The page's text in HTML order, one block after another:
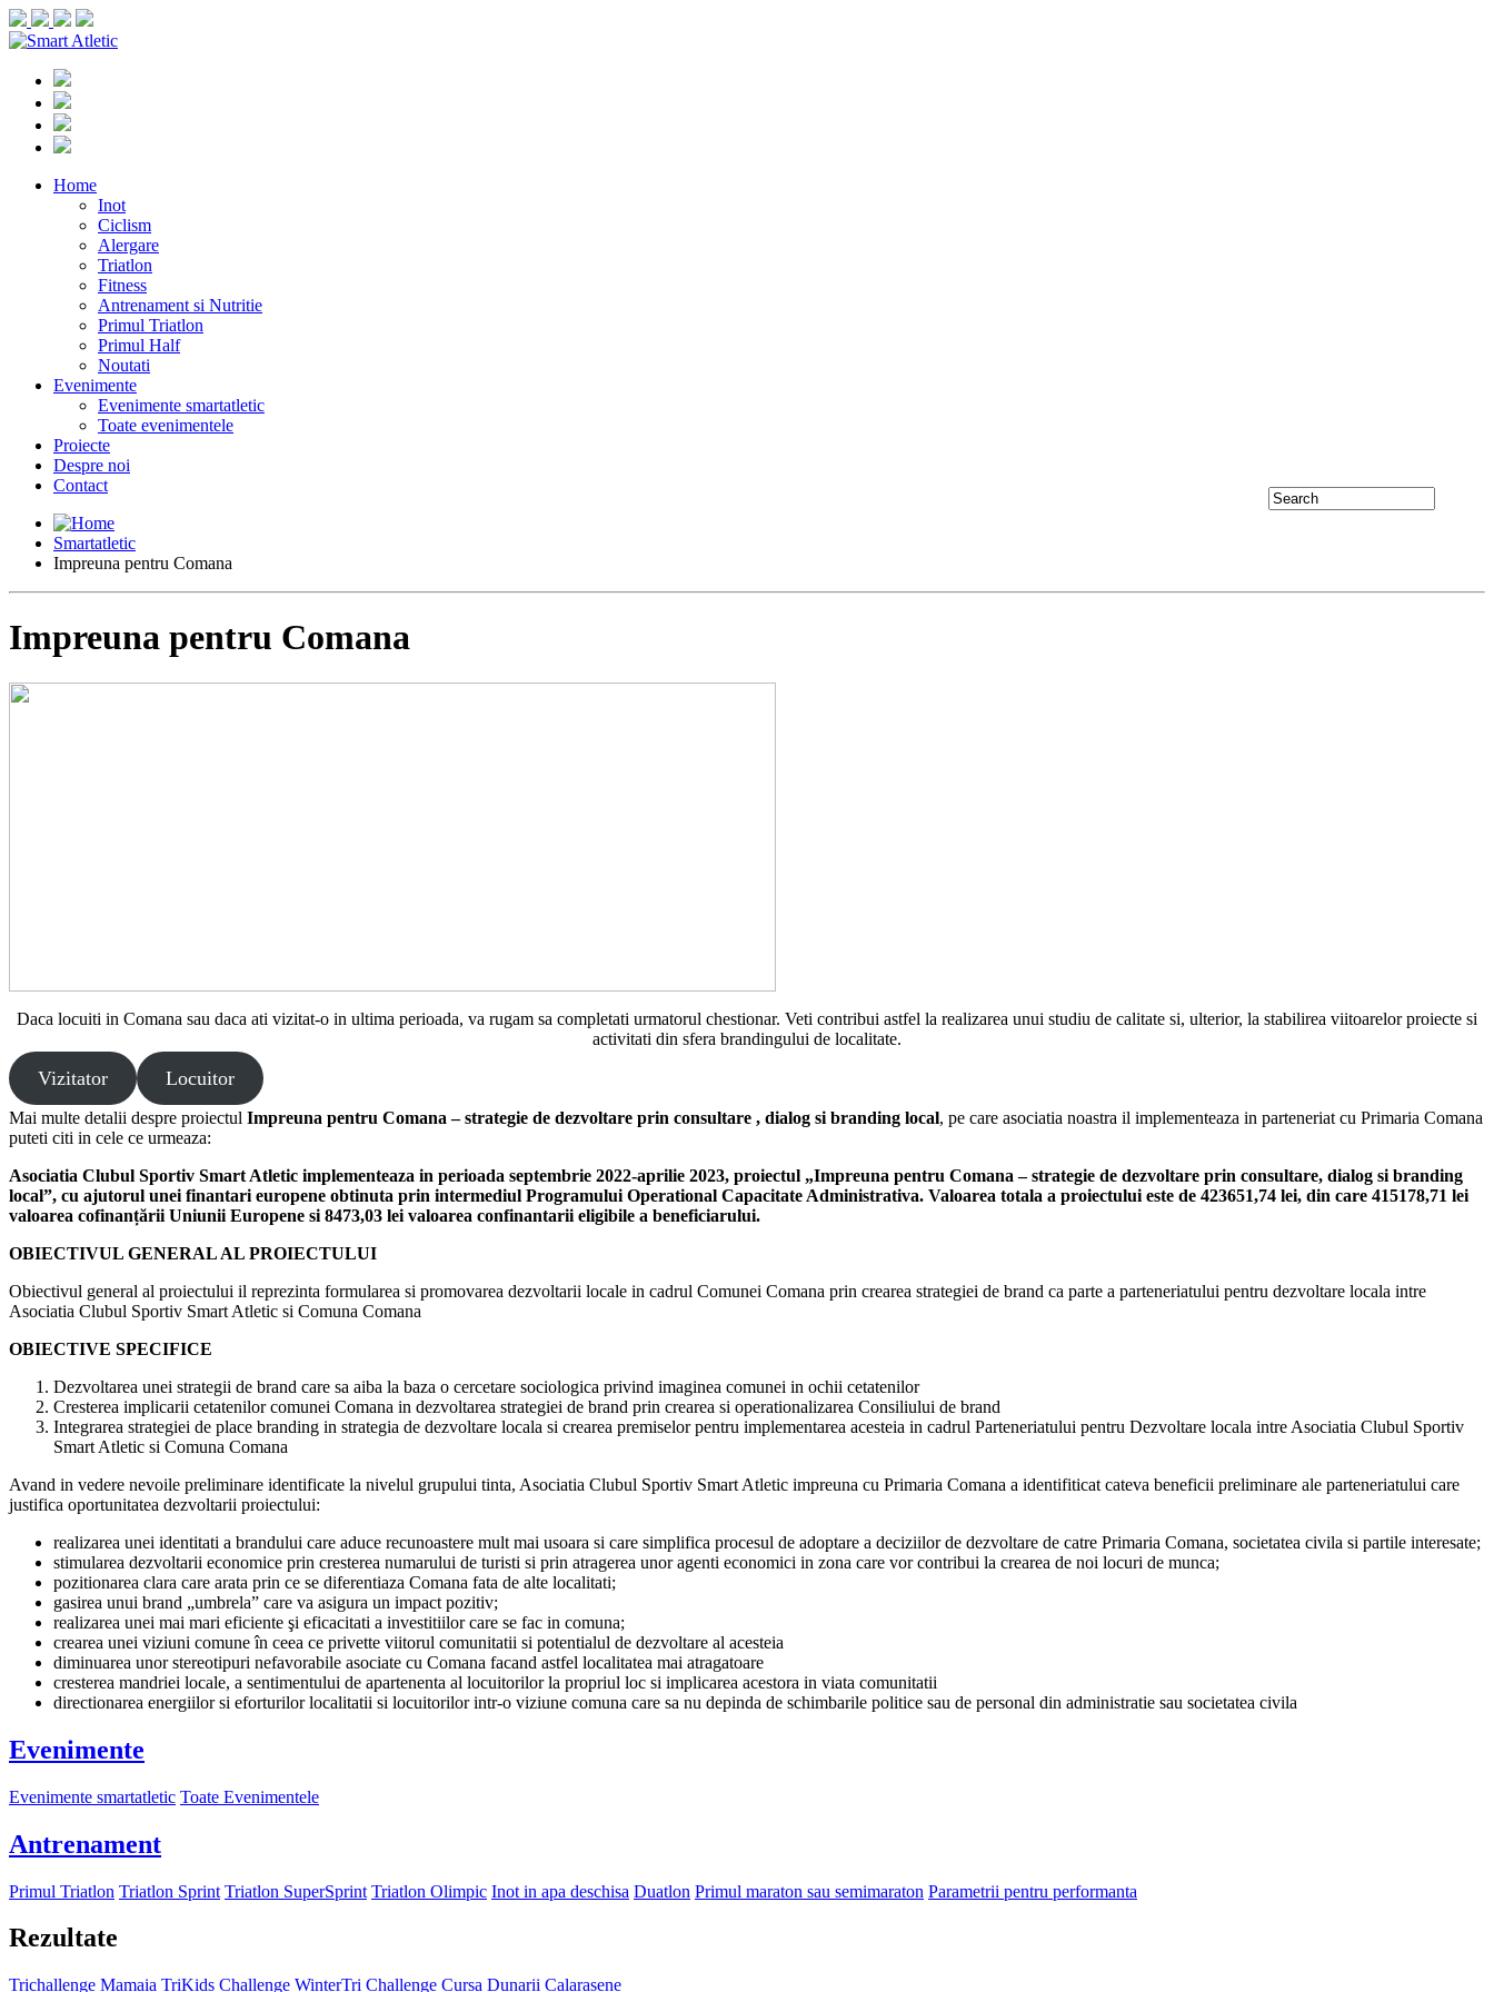
Home
Inot
Ciclism
Alergare
Triatlon
Fitness
Antrenament si Nutritie
Primul Triatlon
Primul Half
Noutati
Evenimente
Evenimente smartatletic
Toate evenimentele
Proiecte
Despre noi
Contact
Smartatletic
Impreuna pentru Comana
Impreuna pentru Comana
Daca locuiti in Comana sau daca ati vizitat-o in ultima perioada, va rugam sa completati urmatorul chestionar. Veti contribui astfel la realizarea unui studiu de calitate si, ulterior, la stabilirea viitoarelor proiecte si
activitati din sfera brandingului de localitate.
Vizitator Locuitor
Mai multe detalii despre proiectul Impreuna pentru Comana – strategie de dezvoltare prin consultare , dialog si branding local, pe care asociatia noastra il implementeaza in parteneriat cu Primaria Comana
puteti citi in cele ce urmeaza:
Asociatia Clubul Sportiv Smart Atletic implementeaza in perioada septembrie 2022-aprilie 2023, proiectul „Impreuna pentru Comana – strategie de dezvoltare prin consultare, dialog si branding
local”, cu ajutorul unei finantari europene obtinuta prin intermediul Programului Operational Capacitate Administrativa. Valoarea totala a proiectului este de 423651,74 lei, din care 415178,71 lei
valoarea cofinanțării Uniunii Europene si 8473,03 lei valoarea confinantarii eligibile a beneficiarului.
OBIECTIVUL GENERAL AL PROIECTULUI
Obiectivul general al proiectului il reprezinta formularea si promovarea dezvoltarii locale in cadrul Comunei Comana prin crearea strategiei de brand ca parte a parteneriatului pentru dezvoltare locala intre
Asociatia Clubul Sportiv Smart Atletic si Comuna Comana
OBIECTIVE SPECIFICE
Dezvoltarea unei strategii de brand care sa aiba la baza o cercetare sociologica privind imaginea comunei in ochii cetatenilor
Cresterea implicarii cetatenilor comunei Comana in dezvoltarea strategiei de brand prin crearea si operationalizarea Consiliului de brand
Integrarea strategiei de place branding in strategia de dezvoltare locala si crearea premiselor pentru implementarea acesteia in cadrul Parteneriatului pentru Dezvoltare locala intre Asociatia Clubul Sportiv
Smart Atletic si Comuna Comana
Avand in vedere nevoile preliminare identificate la nivelul grupului tinta, Asociatia Clubul Sportiv Smart Atletic impreuna cu Primaria Comana a identifiticat cateva beneficii preliminare ale parteneriatului care
justifica oportunitatea dezvoltarii proiectului:
realizarea unei identitati a brandului care aduce recunoastere mult mai usoara si care simplifica procesul de adoptare a deciziilor de dezvoltare de catre Primaria Comana, societatea civila si partile interesate;
stimularea dezvoltarii economice prin cresterea numarului de turisti si prin atragerea unor agenti economici in zona care vor contribui la crearea de noi locuri de munca;
pozitionarea clara care arata prin ce se diferentiaza Comana fata de alte localitati;
gasirea unui brand „umbrela” care va asigura un impact pozitiv;
realizarea unei mai mari eficiente şi eficacitati a investitiilor care se fac in comuna;
crearea unei viziuni comune în ceea ce privette viitorul comunitatii si potentialul de dezvoltare al acesteia
diminuarea unor stereotipuri nefavorabile asociate cu Comana facand astfel localitatea mai atragatoare
cresterea mandriei locale, a sentimentului de apartenenta al locuitorilor la propriul loc si implicarea acestora in viata comunitatii
directionarea energiilor si eforturilor localitatii si locuitorilor intr-o viziune comuna care sa nu depinda de schimbarile politice sau de personal din administratie sau societatea civila
Evenimente
Evenimente smartatletic Toate Evenimentele
Antrenament
Primul Triatlon Triatlon Sprint Triatlon SuperSprint Triatlon Olimpic Inot in apa deschisa Duatlon Primul maraton sau semimaraton Parametrii pentru performanta
Rezultate
Trichallenge Mamaia TriKids Challenge WinterTri Challenge Cursa Dunarii Calarasene